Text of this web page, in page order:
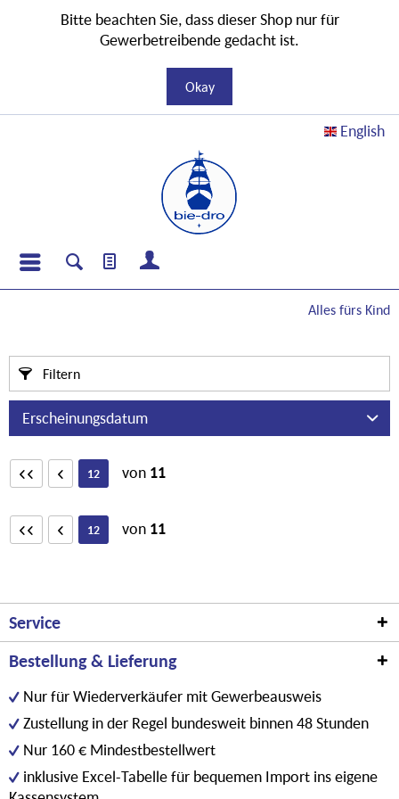
English
Alles fürs Kind
Filtern
12 von 11
12 von 11
Service
Bestellung & Lieferung
Nur für Wiederverkäufer mit Gewerbeausweis
Zustellung in der Regel bundesweit binnen 48 Stunden
Nur 160 € Mindestbestellwert
inklusive Excel-Tabelle für bequemen Import ins eigene
Bitte beachten Sie, dass dieser Shop nur für
Gewerbetreibende gedacht ist.
Okay